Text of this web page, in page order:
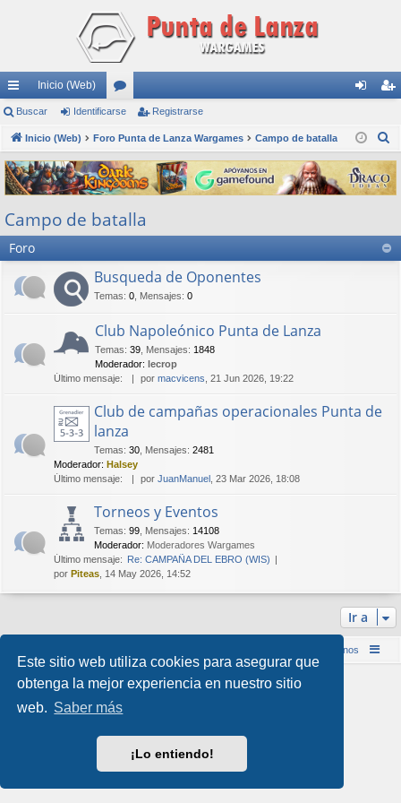
Este sitio web utiliza cookies para asegurar que
obtenga la mejor experiencia en nuestro sitio
web. Saber más
¡Lo entiendo!
nl
ac
es
rá
pi
do
Inicio (Web)
or
os nti
fic
ar
ist
ra
rs
Buscar Identificarse Registrarse
Inicio (Web) Foro Punta de Lanza Wargames Campo de batalla
s
c
r
Campo de batalla
Foro
Busqueda de Oponentes
Temas: 0 Mensajes: 0
Club Napoleónico Punta de Lanza
Temas: 39 Mensajes: 1848
Moderador: lecrop
Último mensaje:
por macvicens , 21 Jun 2026, 19:22
Club de campañas operacionales Punta de
lanza
Temas: 30 Mensajes: 2481
Moderador: Halsey
Último mensaje:
por JuanManuel , 23 Mar 2026, 18:08
Torneos y Eventos
Temas: 99 Mensajes: 14108
Moderador: Moderadores Wargames
Último mensaje: Re: CAMPAÑA DEL EBRO (WIS)
por Piteas , 14 May 2026, 14:52
Ir a
Contáctenos
Desarrollado porphpBB® Forum Software © phpBB Limited
Traducción al español por